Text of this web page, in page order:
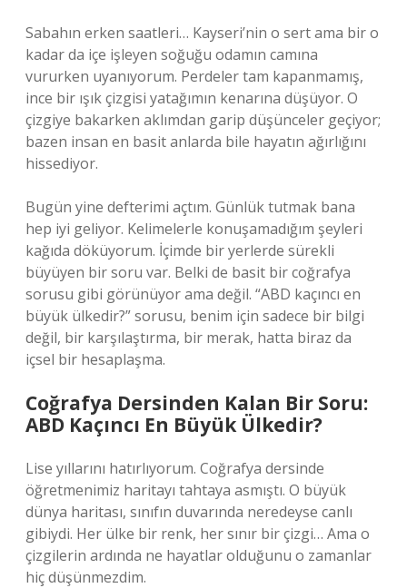
Sabahın erken saatleri… Kayseri’nin o sert ama bir o
kadar da içe işleyen soğuğu odamın camına
vururken uyanıyorum. Perdeler tam kapanmamış,
ince bir ışık çizgisi yatağımın kenarına düşüyor. O
çizgiye bakarken aklımdan garip düşünceler geçiyor;
bazen insan en basit anlarda bile hayatın ağırlığını
hissediyor.
Bugün yine defterimi açtım. Günlük tutmak bana
hep iyi geliyor. Kelimelerle konuşamadığım şeyleri
kağıda döküyorum. İçimde bir yerlerde sürekli
büyüyen bir soru var. Belki de basit bir coğrafya
sorusu gibi görünüyor ama değil. “ABD kaçıncı en
büyük ülkedir?” sorusu, benim için sadece bir bilgi
değil, bir karşılaştırma, bir merak, hatta biraz da
içsel bir hesaplaşma.
Coğrafya Dersinden Kalan Bir Soru:
ABD Kaçıncı En Büyük Ülkedir?
Lise yıllarını hatırlıyorum. Coğrafya dersinde
öğretmenimiz haritayı tahtaya asmıştı. O büyük
dünya haritası, sınıfın duvarında neredeyse canlı
gibiydi. Her ülke bir renk, her sınır bir çizgi… Ama o
çizgilerin ardında ne hayatlar olduğunu o zamanlar
hiç düşünmezdim.